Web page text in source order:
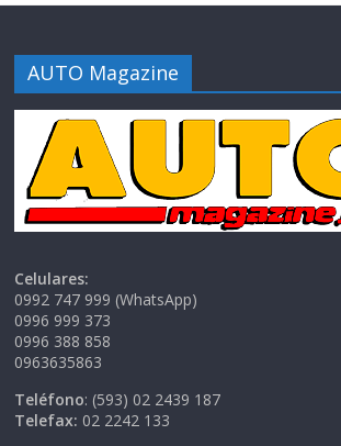
AUTO Magazine
Celulares:
0992 747 999 (WhatsApp)
0996 999 373
0996 388 858
0963635863
Teléfono: (593) 02 2439 187
Telefax: 02 2242 133